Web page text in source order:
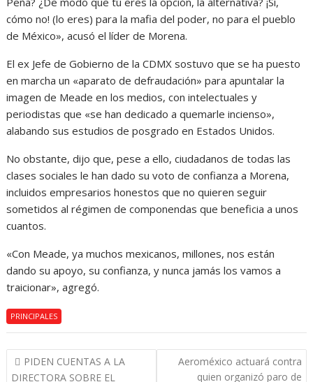
cómo no! (lo eres) para la mafia del poder, no para el pueblo
de México», acusó el líder de Morena.
El ex Jefe de Gobierno de la CDMX sostuvo que se ha puesto
en marcha un «aparato de defraudación» para apuntalar la
imagen de Meade en los medios, con intelectuales y
periodistas que «se han dedicado a quemarle incienso»,
alabando sus estudios de posgrado en Estados Unidos.
No obstante, dijo que, pese a ello, ciudadanos de todas las
clases sociales le han dado su voto de confianza a Morena,
incluidos empresarios honestos que no quieren seguir
sometidos al régimen de componendas que beneficia a unos
cuantos.
«Con Meade, ya muchos mexicanos, millones, nos están
dando su apoyo, su confianza, y nunca jamás los vamos a
traicionar», agregó.
PRINCIPALES
Navegación
de
PIDEN CUENTAS A LA
DIRECTORA SOBRE EL
Aeroméxico actuará contra
quien organizó paro de